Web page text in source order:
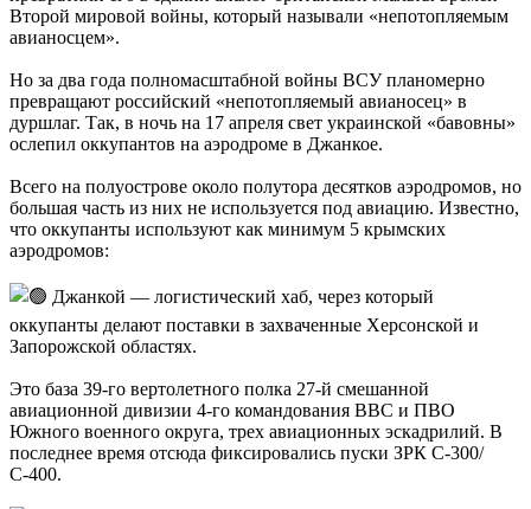
Второй мировой войны, который называли «непотопляемым
авианосцем».
Но за два года полномасштабной войны ВСУ планомерно
превращают российский «непотопляемый авианосец» в
дуршлаг. Так, в ночь на 17 апреля свет украинской «бавовны»
ослепил оккупантов на аэродроме в Джанкое.
Всего на полуострове около полутора десятков аэродромов, но
большая часть из них не используется под авиацию. Известно,
что оккупанты используют как минимум 5 крымских
аэродромов:
Джанкой — логистический хаб, через который
оккупанты делают поставки в захваченные Херсонской и
Запорожской областях.
Это база 39-го вертолетного полка 27-й смешанной
авиационной дивизии 4-го командования ВВС и ПВО
Южного военного округа, трех авиационных эскадрилий. В
последнее время отсюда фиксировались пуски ЗРК С-300/
С-400.